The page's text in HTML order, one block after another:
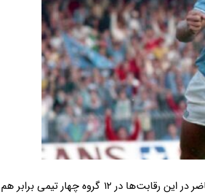
به گزارش 24 آنلاین، ۲۴ روز دیگر جام جهانی ۲۰۲۶ آغاز می‌شود و ۴۸ تیم حاضر در این رقابت‌ها در ۱۲ گروه چهار